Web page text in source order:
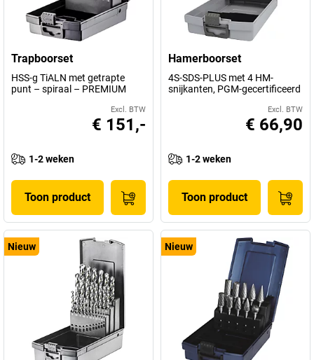
Trapboorset
HSS-g TiALN met getrapte
punt – spiraal – PREMIUM
Excl. BTW
€ 151,-
1-2 weken
Toon product
Hamerboorset
4S-SDS-PLUS met 4 HM-
snijkanten, PGM-gecertificeerd
Excl. BTW
€ 66,90
1-2 weken
Toon product
Nieuw Nieuw